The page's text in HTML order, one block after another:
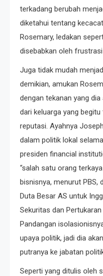
terkadang berubah
diketahui tentang
Rosemary, ledakan
disebabkan oleh
Juga tidak mudah
demikian, amukan
dengan tekanan yang
dari keluarga yang
reputasi. Ayahnya
dalam politik lokal
presiden financial
“salah satu orang
bisnisnya, menurut PBS,
Duta Besar AS untuk
Sekuritas dan
Pandangan
upaya politik, jadi dia
putranya ke jabatan
Seperti yang ditulis oleh